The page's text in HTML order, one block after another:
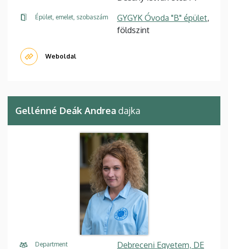
Épület, emelet, szobaszám GYGYK Óvoda "B" épület,
földszint
Weboldal
Gellénné Deák Andrea dajka
Department Debreceni Egyetem, DE